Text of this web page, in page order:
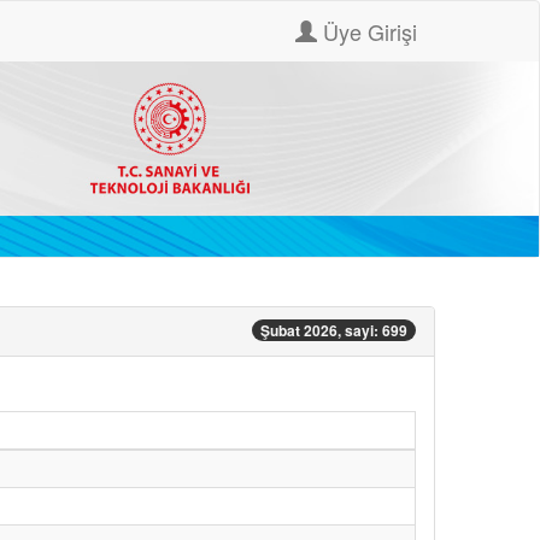
Üye Girişi
Şubat 2026, sayi: 699